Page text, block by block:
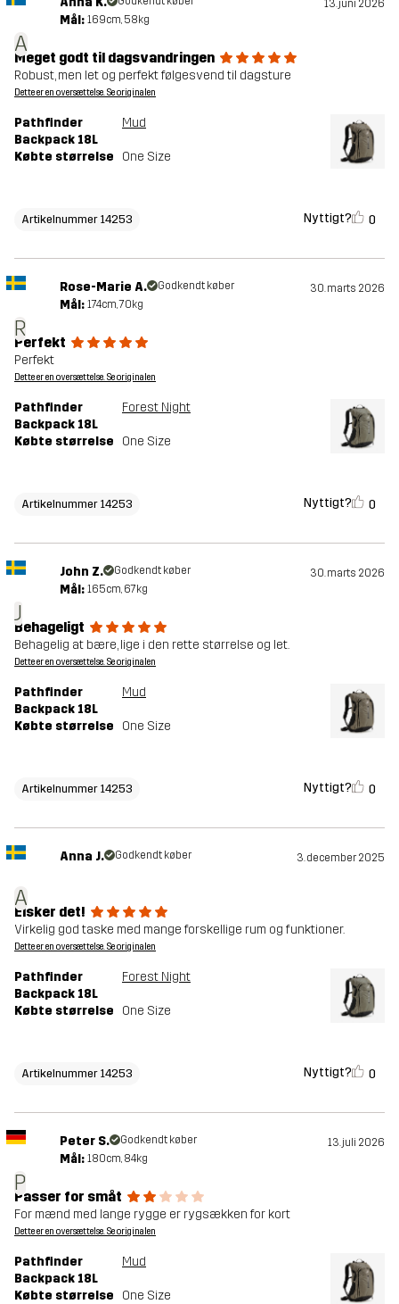
A
13. juni 2026
Mål: 169cm, 58kg
Meget godt til dagsvandringen
Robust, men let og perfekt følgesvend til dagsture
Dette er en oversættelse. Se originalen
Pathfinder
Backpack 18L
Mud
Købte størrelse One Size
Artikelnummer 14253 Nyttigt? 0
R
Rose-Marie A. Godkendt køber 30. marts 2026
Mål: 174cm, 70kg
Perfekt
Perfekt
Dette er en oversættelse. Se originalen
Pathfinder
Backpack 18L
Forest Night
Købte størrelse One Size
Artikelnummer 14253 Nyttigt? 0
J
John Z. Godkendt køber 30. marts 2026
Mål: 165cm, 67kg
Behageligt
Behagelig at bære, lige i den rette størrelse og let.
Dette er en oversættelse. Se originalen
Pathfinder
Backpack 18L
Mud
Købte størrelse One Size
Artikelnummer 14253 Nyttigt? 0
A
Anna J. Godkendt køber 3. december 2025
Elsker det!
Virkelig god taske med mange forskellige rum og funktioner.
Dette er en oversættelse. Se originalen
Pathfinder
Backpack 18L
Forest Night
Købte størrelse One Size
Artikelnummer 14253 Nyttigt? 0
P
Peter S. Godkendt køber 13. juli 2026
Mål: 180cm, 84kg
Passer for småt
For mænd med lange rygge er rygsækken for kort
Dette er en oversættelse. Se originalen
Pathfinder
Backpack 18L
Mud
Købte størrelse One Size